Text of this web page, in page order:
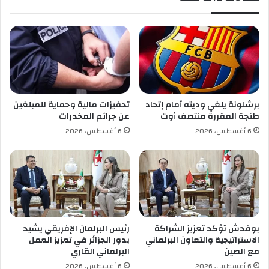
رب
و
م
ا
ل
و
ل
ى
ل
م
س
و
ل
ي
ا
ل
إ
برشلونة يلغي وديته أمام إتحاد
طنجة المقررة منتصف أوت
6 أغسطس، 2026
تحفيزات مالية وحماية للمبلغين
عن جرائم المخدرات
6 أغسطس، 2026
بوفدش تؤكد تعزيز الشراكة
الاستراتيجية والتعاون البرلماني
مع الصين
6 أغسطس، 2026
رئيس البرلمان الإفريقي يشيد
بدور الجزائر في تعزيز العمل
البرلماني القاري
6 أغسطس، 2026